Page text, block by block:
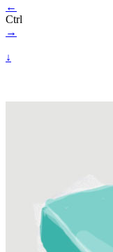
←
Ctrl
→
↓